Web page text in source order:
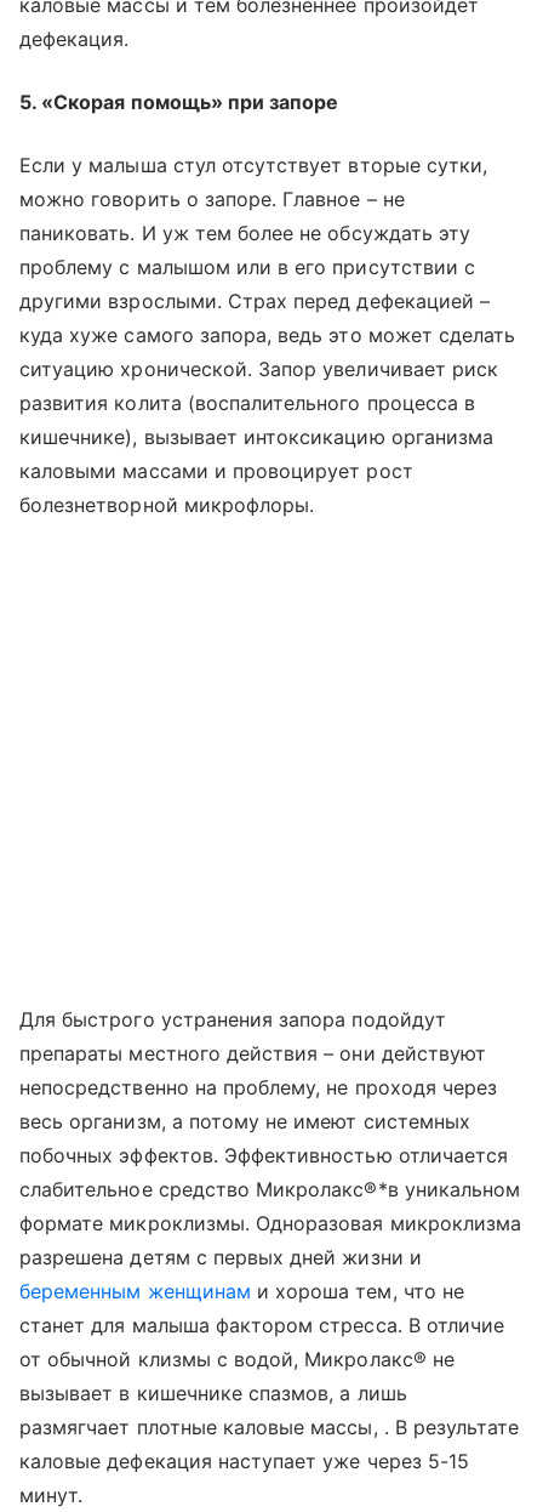
каловые массы и тем болезненнее произойдет
дефекация.
5. «Скорая помощь» при запоре
Если у малыша стул отсутствует вторые сутки,
можно говорить о запоре. Главное – не
паниковать. И уж тем более не обсуждать эту
проблему с малышом или в его присутствии с
другими взрослыми. Страх перед дефекацией –
куда хуже самого запора, ведь это может сделать
ситуацию хронической. Запор увеличивает риск
развития колита (воспалительного процесса в
кишечнике), вызывает интоксикацию организма
каловыми массами и провоцирует рост
болезнетворной микрофлоры.
Для быстрого устранения запора подойдут
препараты местного действия – они действуют
непосредственно на проблему, не проходя через
весь организм, а потому не имеют системных
побочных эффектов. Эффективностью отличается
слабительное средство Микролакс®*в уникальном
формате микроклизмы. Одноразовая микроклизма
разрешена детям с первых дней жизни и
беременным женщинам и хороша тем, что не
станет для малыша фактором стресса. В отличие
от обычной клизмы с водой, Микролакс® не
вызывает в кишечнике спазмов, а лишь
размягчает плотные каловые массы, . В результате
каловые дефекация наступает уже через 5-15
минут.